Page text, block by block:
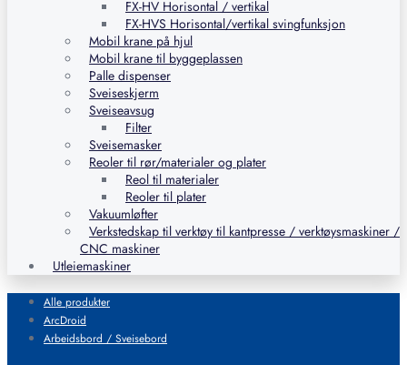
FX-HV Horisontal / vertikal
FX-HVS Horisontal/vertikal svingfunksjon
Mobil krane på hjul
Mobil krane til byggeplassen
Palle dispenser
Sveiseskjerm
Sveiseavsug
Filter
Sveisemasker
Reoler til rør/materialer og plater
Reol til materialer
Reoler til plater
Vakuumløfter
Verkstedskap til verktøy til kantpresse / verktøysmaskiner /
CNC maskiner
Utleiemaskiner
Alle produkter
ArcDroid
Arbeidsbord / Sveisebord